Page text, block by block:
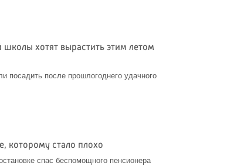
хотят вырастить этим летом
посадить после прошлогоднего удачного
которому стало плохо
спас беспомощного пенсионера